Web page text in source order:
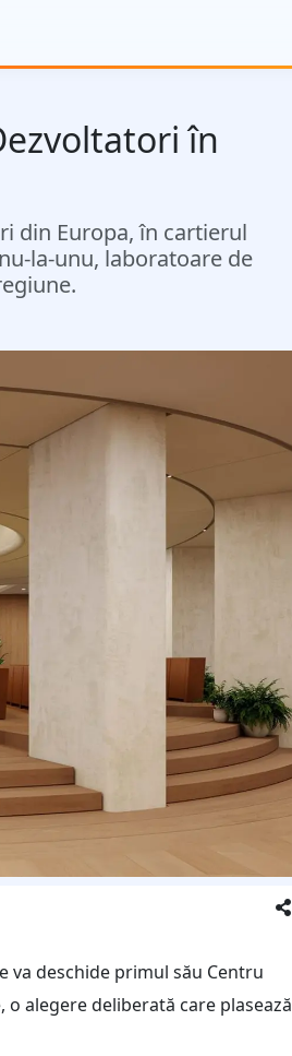
în
din Europa, în cartierul
la-unu, laboratoare de
va deschide primul său Centru
alegere deliberată care plasează